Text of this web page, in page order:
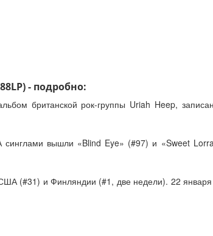
- подробно:
британской рок-группы Uriah Heep,
вышли «Blind Eye» (#97) и «Sweet
(#31) и Финляндии (#1, две недели). 22